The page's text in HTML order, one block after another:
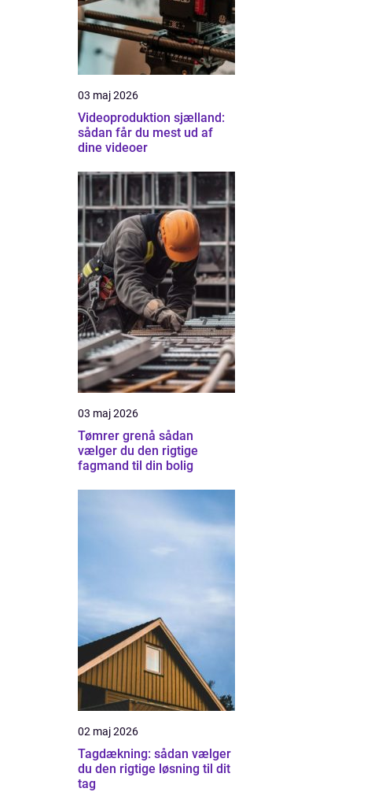
03 maj 2026
Videoproduktion sjælland:
sådan får du mest ud af
dine videoer
03 maj 2026
Tømrer grenå sådan
vælger du den rigtige
fagmand til din bolig
02 maj 2026
Tagdækning: sådan vælger
du den rigtige løsning til dit
tag